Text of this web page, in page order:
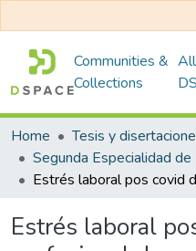
Communities &
Collections
Home Tesis y
Estrés laboral